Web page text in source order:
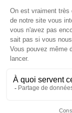
ligneuses au
était utilisé
plante
les
coliques et les